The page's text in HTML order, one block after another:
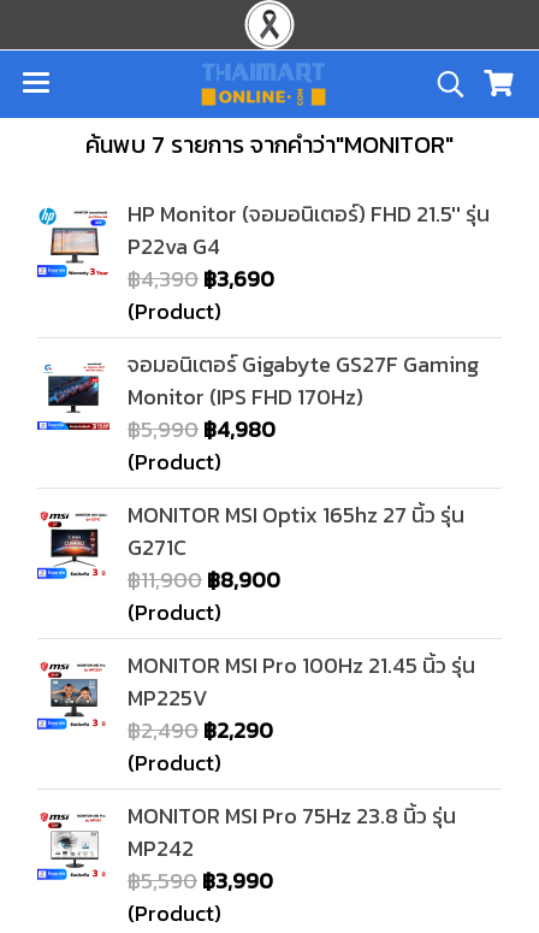
ค้นพบ 7 รายการ จากคำว่า"MONITOR"
HP Monitor (จอมอนิเตอร์) FHD 21.5'' รุ่น
P22va G4
฿4,390฿3,690
(Product)
จอมอนิเตอร์ Gigabyte GS27F Gaming
Monitor (IPS FHD 170Hz)
฿5,990฿4,980
(Product)
MONITOR MSI Optix 165hz 27 นิ้ว รุ่น
G271C
฿11,900฿8,900
(Product)
MONITOR MSI Pro 100Hz 21.45 นิ้ว รุ่น
MP225V
฿2,490฿2,290
(Product)
MONITOR MSI Pro 75Hz 23.8 นิ้ว รุ่น
MP242
฿5,590฿3,990
(Product)